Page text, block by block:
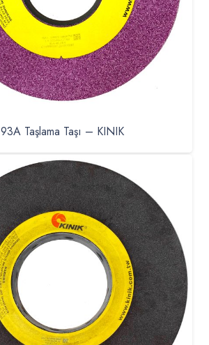
93A Taşlama Taşı – KINIK